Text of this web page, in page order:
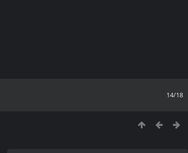
14/18